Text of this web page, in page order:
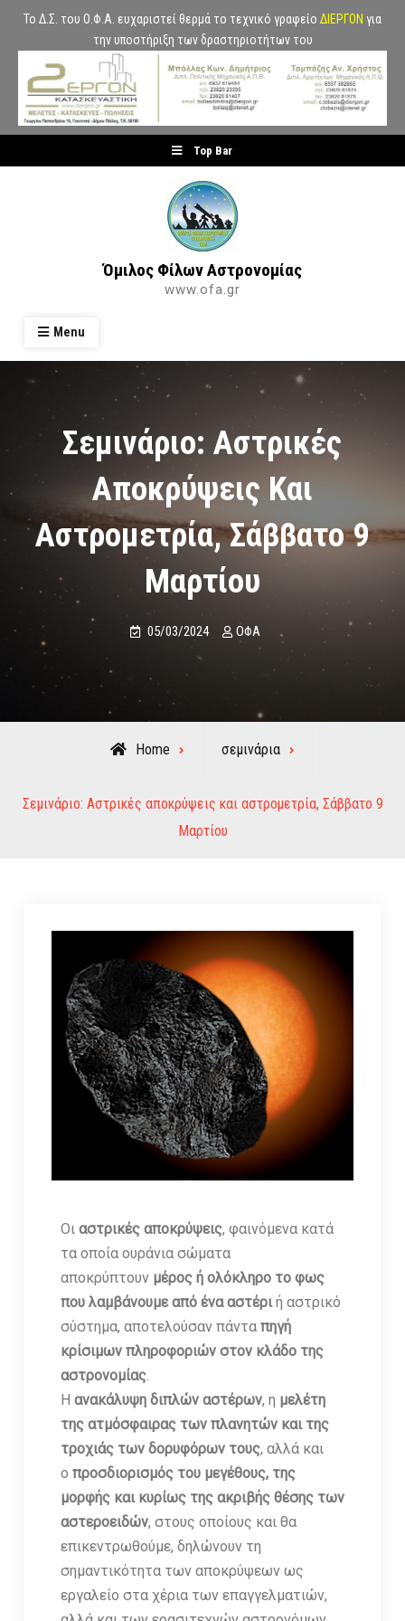
Το Δ.Σ. του Ο.Φ.Α. ευχαριστεί θερμά το τεχνικό γραφείο ΔΙΕΡΓΟΝ για
την υποστήριξη των δραστηριοτήτων του
to
Top Bar
Όμιλος Φίλων Αστρονομίας
www.ofa.gr
Menu
Σεμινάριο: Αστρικές
Αποκρύψεις Και
Αστρομετρία, Σάββατο 9
Μαρτίου
05/03/2024 ΟΦΑ
Home σεμινάρια
Σεμινάριο: Αστρικές αποκρύψεις και αστρομετρία, Σάββατο 9
Μαρτίου
Οι αστρικές αποκρύψεις, φαινόμενα κατά
τα οποία ουράνια σώματα
αποκρύπτουν μέρος ή ολόκληρο το φως
που λαμβάνουμε από ένα αστέριή αστρικό
σύστημα, αποτελούσαν πάντα πηγή
κρίσιμων πληροφοριών στον κλάδο της
αστρονομίας.
Η ανακάλυψη διπλών αστέρων, η μελέτη
της ατμόσφαιρας των πλανητών και της
τροχιάς των δορυφόρων τους, αλλά και
ο προσδιορισμός του μεγέθους, της
μορφής και κυρίως της ακριβής θέσης των
αστεροειδών, στους οποίους και θα
επικεντρωθούμε, δηλώνουν τη
σημαντικότητα των αποκρύψεων ως
εργαλείο στα χέρια των επαγγελματιών,